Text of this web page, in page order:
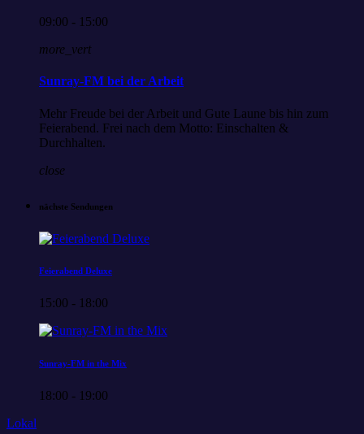
09:00 - 15:00
more_vert
Sunray-FM bei der Arbeit
Mehr Freude bei der Arbeit und Gute Laune bis hin zum
Feierabend. Frei nach dem Motto: Einschalten &
Durchhalten.
close
nächste Sendungen
Feierabend Deluxe
15:00 - 18:00
Sunray-FM in the Mix
18:00 - 19:00
Lokal